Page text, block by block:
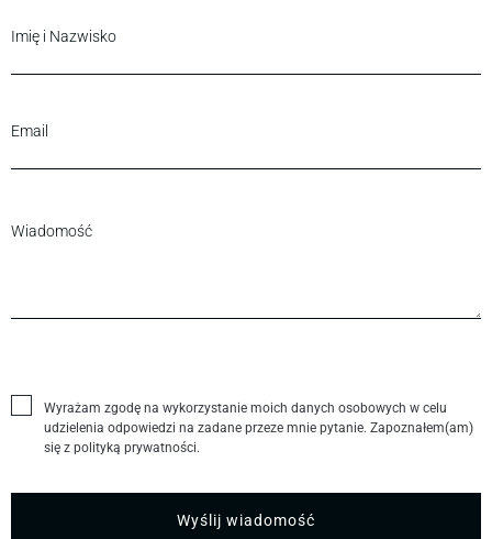
Wyrażam zgodę na wykorzystanie moich danych osobowych w celu
udzielenia odpowiedzi na zadane przeze mnie pytanie. Zapoznałem(am)
się z polityką prywatności.